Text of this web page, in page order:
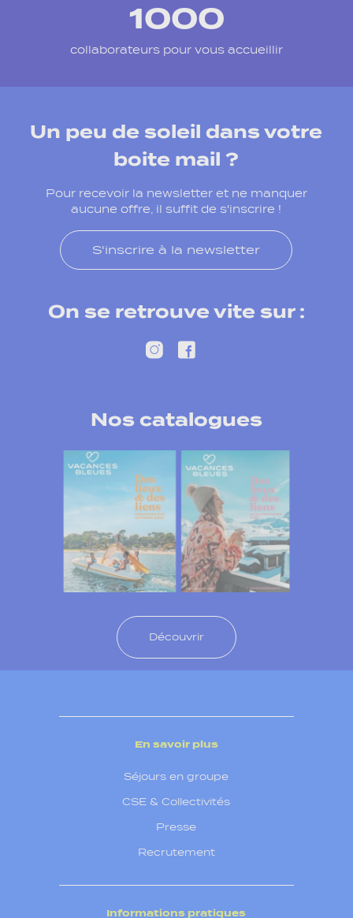
1000
collaborateurs pour vous accueillir
Un peu de soleil dans votre
boite mail ?
Pour recevoir la newsletter et ne manquer
aucune offre, il suffit de s'inscrire !
S'inscrire à la newsletter
On se retrouve vite sur :
Nos catalogues
Découvrir
En savoir plus
Séjours en groupe
CSE & Collectivités
Presse
Recrutement
Informations pratiques